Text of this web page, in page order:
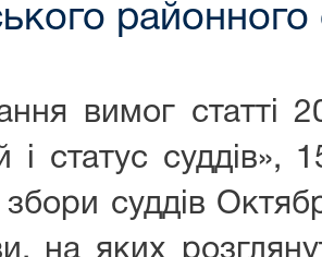
вимог статті
і статус
збори суддів
на яких